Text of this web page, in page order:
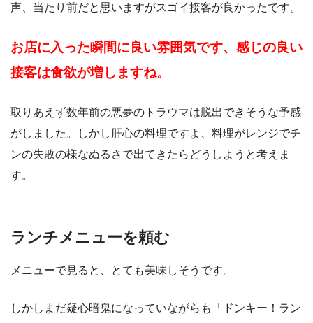
声、当たり前だと思いますがスゴイ接客が良かったです。
お店に入った瞬間に良い雰囲気です、感じの良い
接客は食欲が増しますね。
取りあえず数年前の悪夢のトラウマは脱出できそうな予感
がしました。しかし肝心の料理ですよ、料理がレンジでチ
ンの失敗の様なぬるさで出てきたらどうしようと考えま
す。
ランチメニューを頼む
メニューで見ると、とても美味しそうです。
しかしまだ疑心暗鬼になっていながらも「ドンキー！ラン